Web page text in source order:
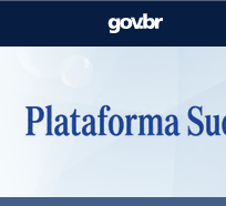
Casa Civil
Pecuária e